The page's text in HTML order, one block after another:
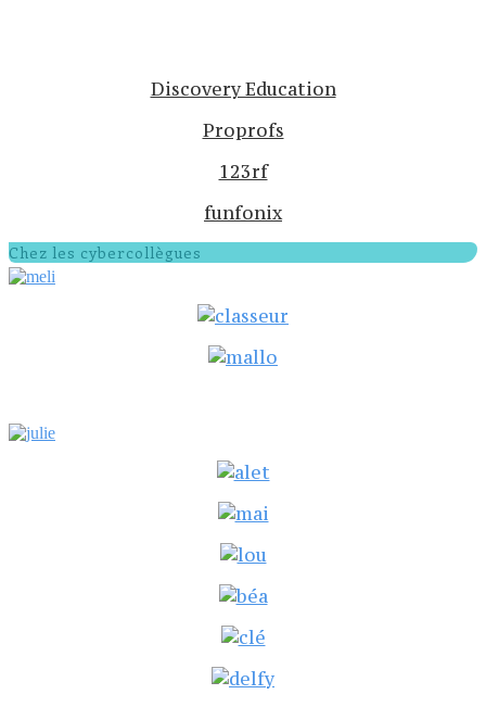
Discovery Education
Proprofs
123rf
funfonix
Chez les cybercollègues